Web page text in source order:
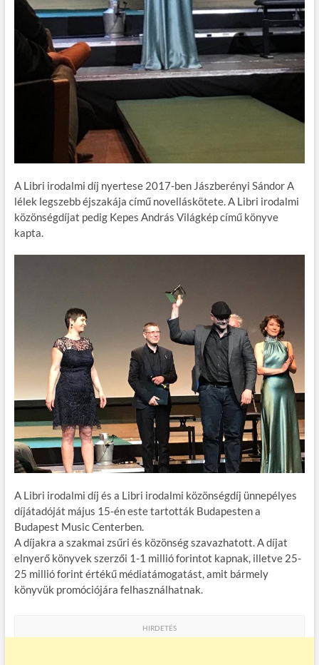
A Libri irodalmi díj nyertese 2017-ben Jászberényi Sándor A
lélek legszebb éjszakája című novelláskötete. A Libri irodalmi
közönségdíjat pedig Kepes András Világkép című könyve
kapta.
A Libri irodalmi díj és a Libri irodalmi közönségdíj ünnepélyes
díjátadóját május 15-én este tartották Budapesten a
Budapest Music Centerben.
A díjakra a szakmai zsűri és közönség szavazhatott. A díjat
elnyerő könyvek szerzői 1-1 millió forintot kapnak, illetve 25-
25 millió forint értékű médiatámogatást, amit bármely
könyvük promóciójára felhasználhatnak.
HIRDETÉS